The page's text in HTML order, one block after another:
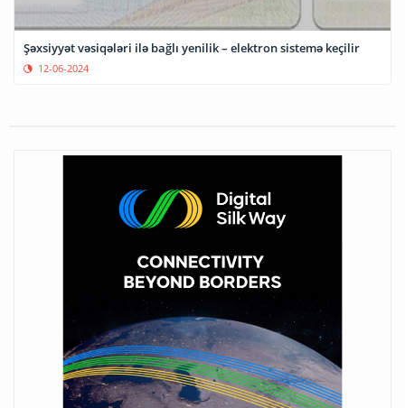
Şəxsiyyət vəsiqələri ilə bağlı yenilik – elektron sistemə keçilir
12-06-2024